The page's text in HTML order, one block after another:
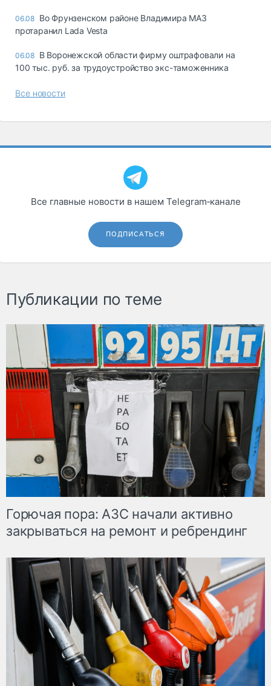
06.08 Во Фрунзенском районе Владимира МАЗ
протаранил Lada Vesta
06.08 В Воронежской области фирму оштрафовали на
100 тыс. руб. за трудоустройство экс-таможенника
Все новости
Все главные новости в нашем Telegram‑канале
ПОДПИСАТЬСЯ
Публикации по теме
Горючая пора: АЗС начали активно
закрываться на ремонт и ребрендинг